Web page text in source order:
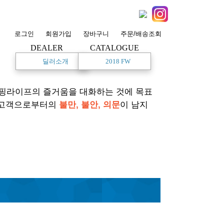
로그인 회원가입 장바구니 주문/배송조회
DEALER
딜러소개
CATALOGUE
2018 FW
라이프의 즐거움을 대화하는 것에 목표
객으로부터의 불만, 불안, 의문이 남지